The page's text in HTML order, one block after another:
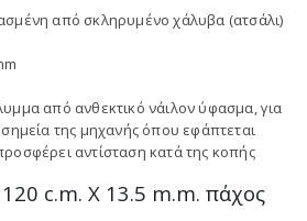
από σκληρυμένο χάλυβα (ατσάλι)
από ανθεκτικό νάιλον ύφασμα, για
της μηχανής όπου εφάπτεται
αντίσταση κατά της κοπής
c.m. X 13.5 m.m. πάχος